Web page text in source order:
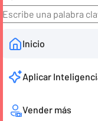
Buscador
Inicio
Aplicar
Vender más